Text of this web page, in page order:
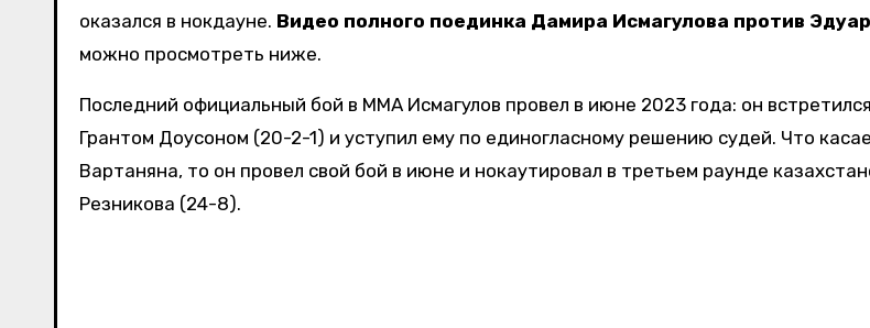
оказался в нокдауне. Видео полного поединка Дамира Исмагулова против
можно просмотреть ниже.
Последний официальный бой в ММА Исмагулов провел в июне 2023 года: он
Грантом Доусоном (20-2-1) и уступил ему по единогласному решению судей. Что
Вартаняна, то он провел свой бой в июне и нокаутировал в третьем раунде
Резникова (24-8).